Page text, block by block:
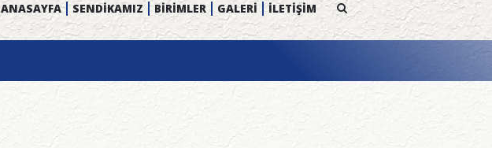
ANASAYFA SENDİKAMIZ BİRİMLER GALERİ İLETİŞİM